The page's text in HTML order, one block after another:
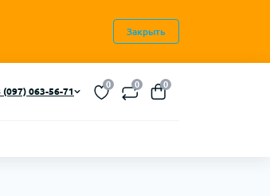
Закрыть
(097) 063-56-71
0 0 0